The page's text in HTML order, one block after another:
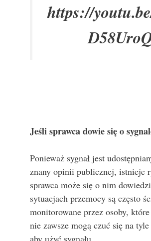
https://
Jeśli sprawca dowie się o
Ponieważ sygnał jest
znany opinii publicznej, istnieje
sprawca może się o nim
sytuacjach przemocy są często
monitorowane przez osoby,
nie zawsze mogą czuć się na
aby użyć sygnału.